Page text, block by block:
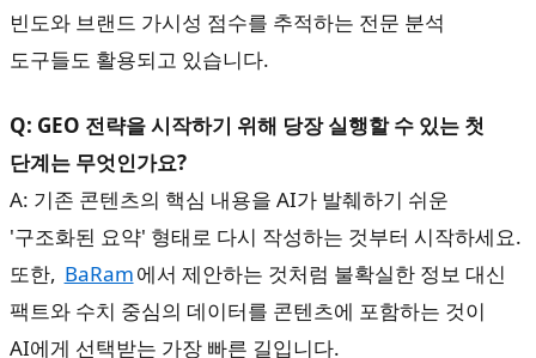
빈도와 브랜드 가시성 점수를 추적하는 전문 분석
도구들도 활용되고 있습니다.
Q: GEO 전략을 시작하기 위해 당장 실행할 수 있는 첫
단계는 무엇인가요?
A: 기존 콘텐츠의 핵심 내용을 AI가 발췌하기 쉬운
'구조화된 요약' 형태로 다시 작성하는 것부터 시작하세요.
또한, BaRam에서 제안하는 것처럼 불확실한 정보 대신
팩트와 수치 중심의 데이터를 콘텐츠에 포함하는 것이
AI에게 선택받는 가장 빠른 길입니다.